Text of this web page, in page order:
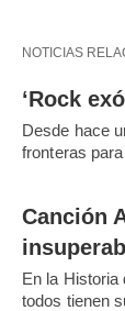
NOTICIAS
‘Rock
Desde hace
fronteras
Canción
En la
todos tienen